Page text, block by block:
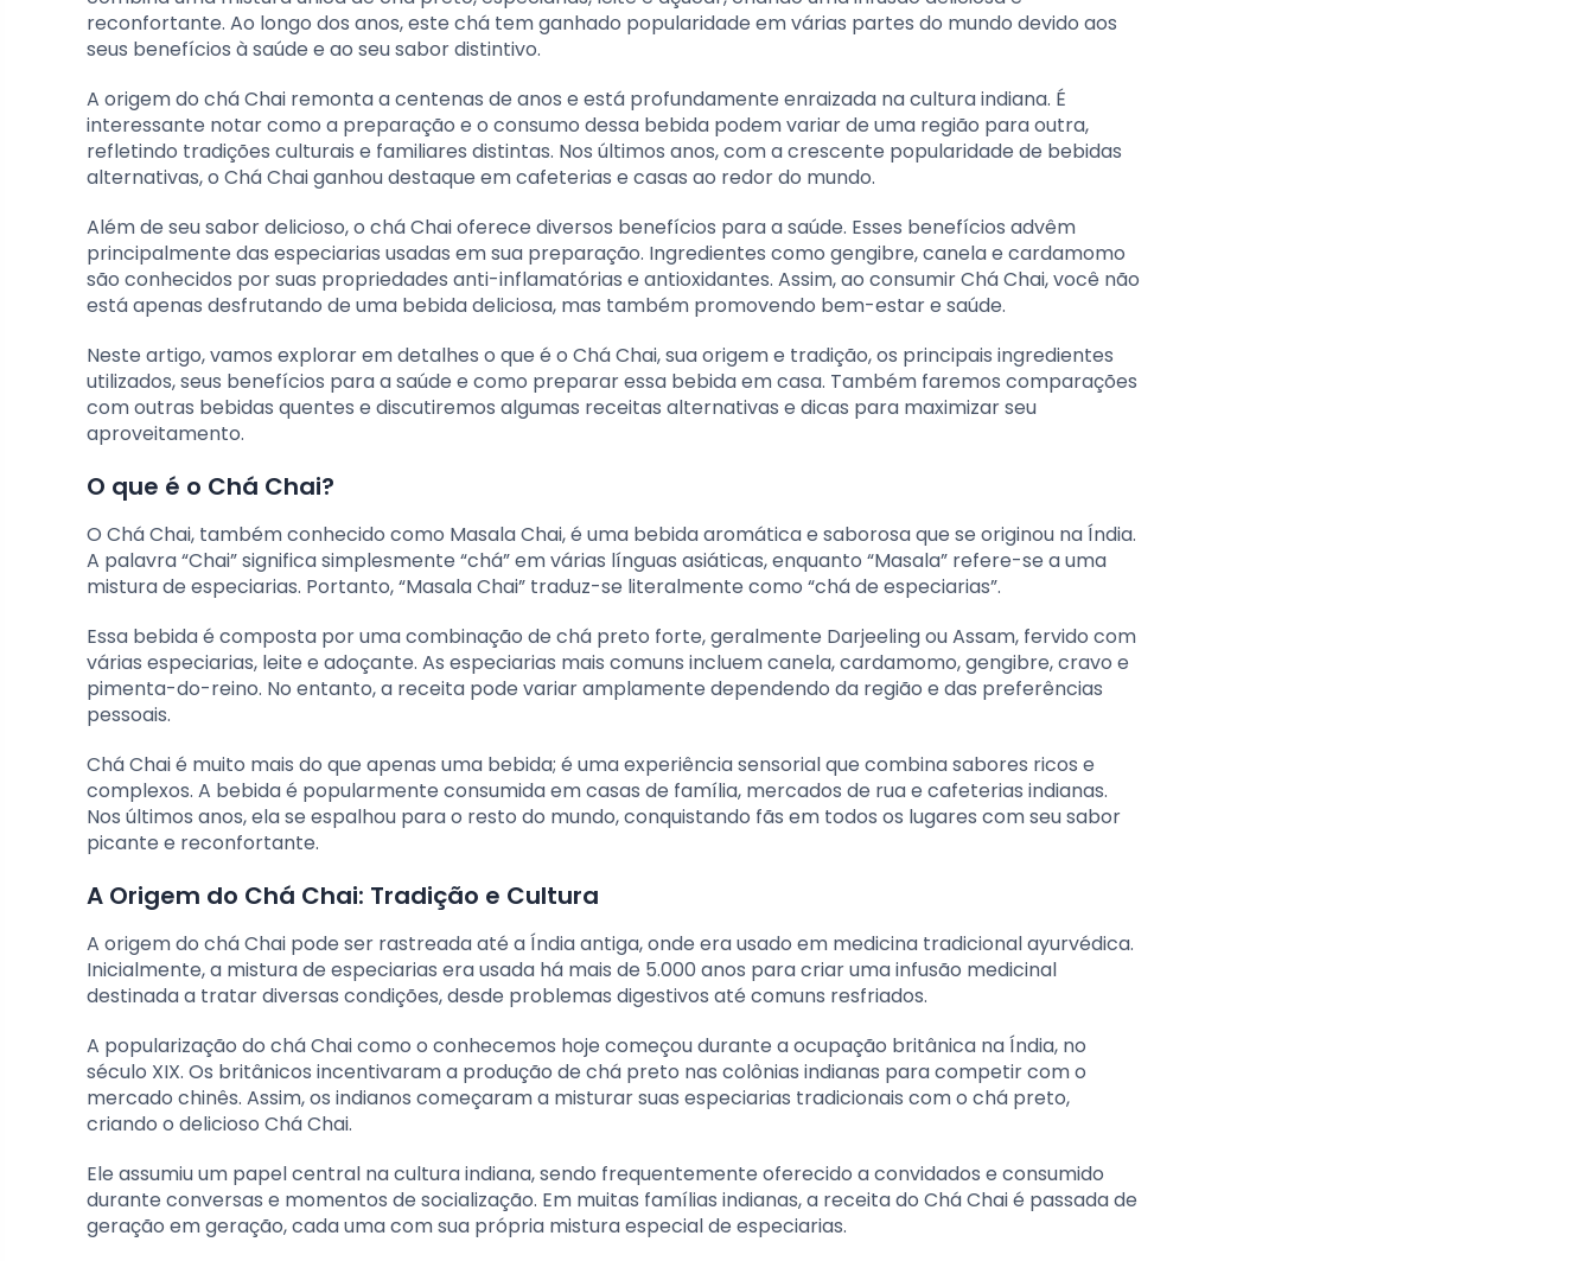
reconfortante. Ao longo dos anos, este chá tem ganhado popularidade em várias partes do mundo devido aos
seus benefícios à saúde e ao seu sabor distintivo.
A origem do chá Chai remonta a centenas de anos e está profundamente enraizada na cultura indiana. É
interessante notar como a preparação e o consumo dessa bebida podem variar de uma região para outra,
refletindo tradições culturais e familiares distintas. Nos últimos anos, com a crescente popularidade de bebidas
alternativas, o Chá Chai ganhou destaque em cafeterias e casas ao redor do mundo.
Além de seu sabor delicioso, o chá Chai oferece diversos benefícios para a saúde. Esses benefícios advêm
principalmente das especiarias usadas em sua preparação. Ingredientes como gengibre, canela e cardamomo
são conhecidos por suas propriedades anti-inflamatórias e antioxidantes. Assim, ao consumir Chá Chai, você não
está apenas desfrutando de uma bebida deliciosa, mas também promovendo bem-estar e saúde.
Neste artigo, vamos explorar em detalhes o que é o Chá Chai, sua origem e tradição, os principais ingredientes
utilizados, seus benefícios para a saúde e como preparar essa bebida em casa. Também faremos comparações
com outras bebidas quentes e discutiremos algumas receitas alternativas e dicas para maximizar seu
aproveitamento.
O que é o Chá Chai?
O Chá Chai, também conhecido como Masala Chai, é uma bebida aromática e saborosa que se originou na Índia.
A palavra “Chai” significa simplesmente “chá” em várias línguas asiáticas, enquanto “Masala” refere-se a uma
mistura de especiarias. Portanto, “Masala Chai” traduz-se literalmente como “chá de especiarias”.
Essa bebida é composta por uma combinação de chá preto forte, geralmente Darjeeling ou Assam, fervido com
várias especiarias, leite e adoçante. As especiarias mais comuns incluem canela, cardamomo, gengibre, cravo e
pimenta-do-reino. No entanto, a receita pode variar amplamente dependendo da região e das preferências
pessoais.
Chá Chai é muito mais do que apenas uma bebida; é uma experiência sensorial que combina sabores ricos e
complexos. A bebida é popularmente consumida em casas de família, mercados de rua e cafeterias indianas.
Nos últimos anos, ela se espalhou para o resto do mundo, conquistando fãs em todos os lugares com seu sabor
picante e reconfortante.
A Origem do Chá Chai: Tradição e Cultura
A origem do chá Chai pode ser rastreada até a Índia antiga, onde era usado em medicina tradicional ayurvédica.
Inicialmente, a mistura de especiarias era usada há mais de 5.000 anos para criar uma infusão medicinal
destinada a tratar diversas condições, desde problemas digestivos até comuns resfriados.
A popularização do chá Chai como o conhecemos hoje começou durante a ocupação britânica na Índia, no
século XIX. Os britânicos incentivaram a produção de chá preto nas colônias indianas para competir com o
mercado chinês. Assim, os indianos começaram a misturar suas especiarias tradicionais com o chá preto,
criando o delicioso Chá Chai.
Ele assumiu um papel central na cultura indiana, sendo frequentemente oferecido a convidados e consumido
durante conversas e momentos de socialização. Em muitas famílias indianas, a receita do Chá Chai é passada de
geração em geração, cada uma com sua própria mistura especial de especiarias.